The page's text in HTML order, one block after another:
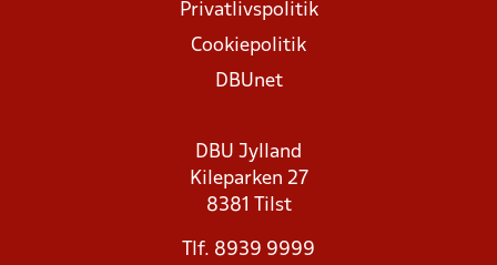
Privatlivspolitik
Cookiepolitik
DBUnet
DBU Jylland
Kileparken 27
8381 Tilst
Tlf. 8939 9999